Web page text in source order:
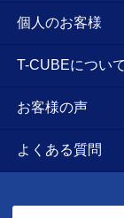
個人のお客様
T-CUBEについて
お客様の声
よくある質問